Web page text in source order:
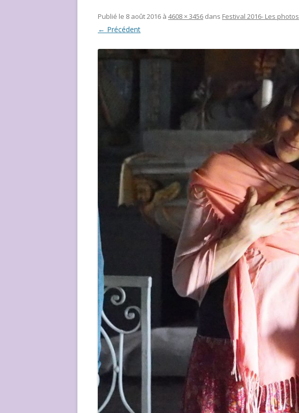
Publié le 8 août 2016 à 4608 × 3456 dans Festival 2016- Les photos
← Précédent